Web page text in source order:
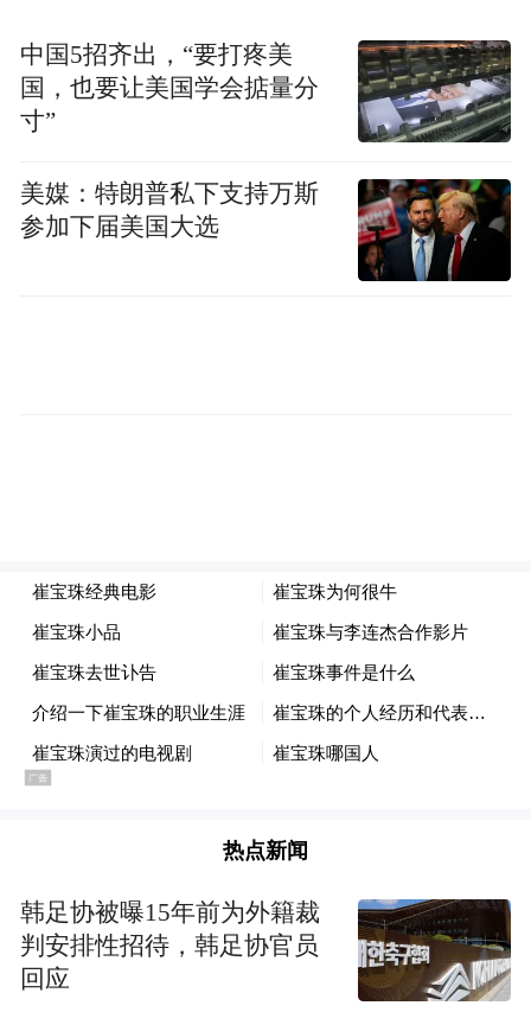
8点一到摊位准时清空
道路恢复畅通
秩序感与烟火气
这是外交部新闻发言人
又一次点赞九江
中国外交部新闻发言人林剑
在海外社交平台推荐咱九江庐山的瀑布
中国5招齐出，“要打疼美
国，也要让美国学会掂量分
寸”
美媒：特朗普私下支持万斯
参加下届美国大选
热点新闻
韩足协被曝15年前为外籍裁
判安排性招待，韩足协官员
回应